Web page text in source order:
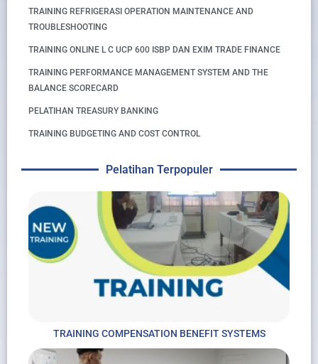
TRAINING REFRIGERASI OPERATION MAINTENANCE AND
TROUBLESHOOTING
TRAINING ONLINE L C UCP 600 ISBP DAN EXIM TRADE FINANCE
TRAINING PERFORMANCE MANAGEMENT SYSTEM AND THE
BALANCE SCORECARD
PELATIHAN TREASURY BANKING
TRAINING BUDGETING AND COST CONTROL
Pelatihan Terpopuler
TRAINING COMPENSATION BENEFIT SYSTEMS